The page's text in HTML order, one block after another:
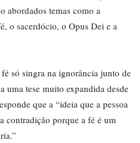
abordados temas como a
o sacerdócio, o Opus Dei e a
só singra na ignorância junto de
uma tese muito expandida desde
que a “ideia que a pessoa
contradição porque a fé é um